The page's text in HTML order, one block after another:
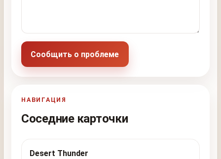
Сообщить о проблеме
НАВИГАЦИЯ
Соседние карточки
Desert Thunder